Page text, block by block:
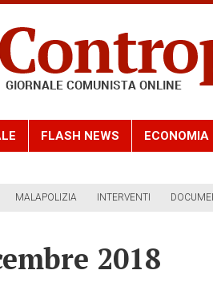
FLASH NEWS ECONOMIA
MALAPOLIZIA INTERVENTI
2018